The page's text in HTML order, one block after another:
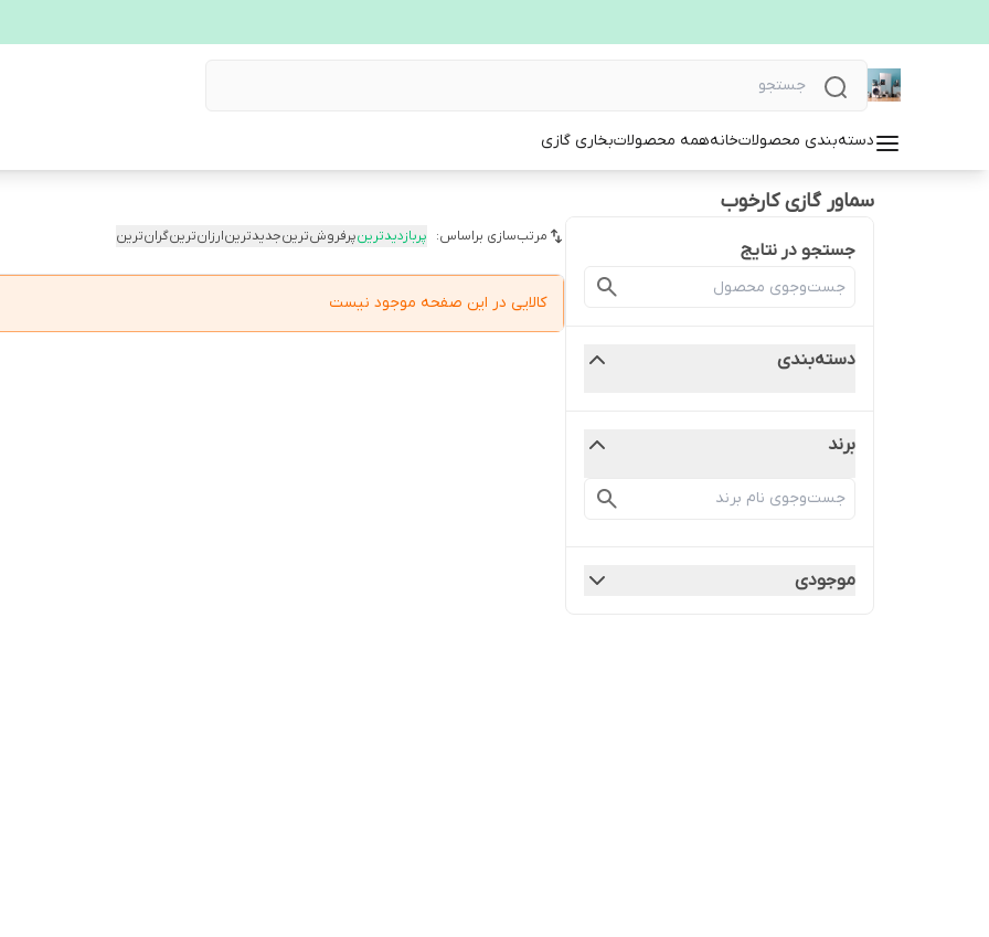
دسته‌بندی محصولاتخانههمه محصولاتبخاری گازی
سماور گازی کارخوب
جستجو در نتایج
دسته‌بندی
برند
موجودی
مرتب‌سازی براساس: پربازدیدترینپرفروش‌ترینجدیدترینارزان‌ترینگران‌ترین
کالایی در این صفحه موجود نیست